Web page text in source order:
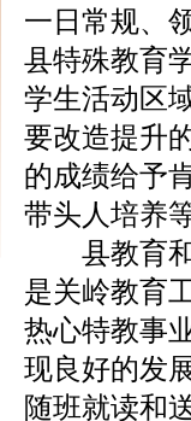
一日常规、
县特殊教育
学生活动区
要改造提升
的成绩给予
带头人培养
县教育和
是关岭教育
热心特教事
现良好的发
随班就读和